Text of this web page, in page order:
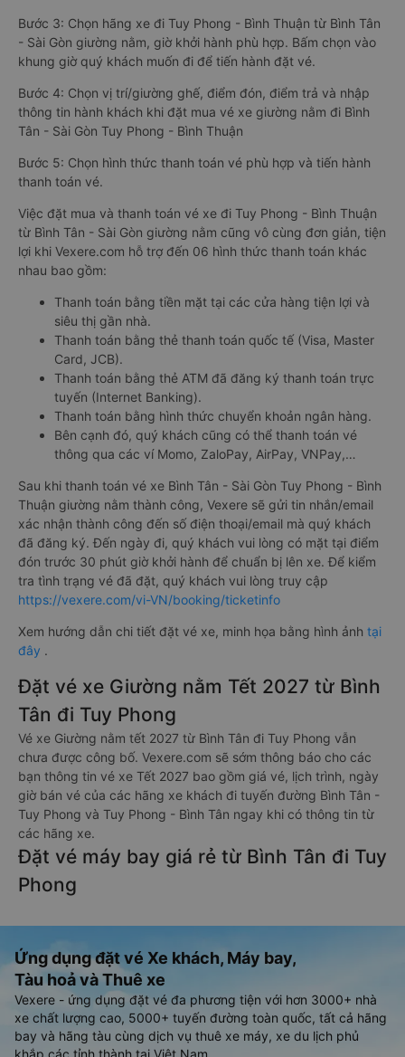
Bước 3: Chọn hãng xe đi Tuy Phong - Bình Thuận từ Bình Tân
- Sài Gòn giường nằm, giờ khởi hành phù hợp. Bấm chọn vào
khung giờ quý khách muốn đi để tiến hành đặt vé.
Bước 4: Chọn vị trí/giường ghế, điểm đón, điểm trả và nhập
thông tin hành khách khi đặt mua vé xe giường nằm đi Bình
Tân - Sài Gòn Tuy Phong - Bình Thuận
Bước 5: Chọn hình thức thanh toán vé phù hợp và tiến hành
thanh toán vé.
Việc đặt mua và thanh toán vé xe đi Tuy Phong - Bình Thuận
từ Bình Tân - Sài Gòn giường nằm cũng vô cùng đơn giản, tiện
lợi khi Vexere.com hỗ trợ đến 06 hình thức thanh toán khác
nhau bao gồm:
Thanh toán bằng tiền mặt tại các cửa hàng tiện lợi và
siêu thị gần nhà.
Thanh toán bằng thẻ thanh toán quốc tế (Visa, Master
Card, JCB).
Thanh toán bằng thẻ ATM đã đăng ký thanh toán trực
tuyến (Internet Banking).
Thanh toán bằng hình thức chuyển khoản ngân hàng.
Bên cạnh đó, quý khách cũng có thể thanh toán vé
thông qua các ví Momo, ZaloPay, AirPay, VNPay,…
Sau khi thanh toán vé xe Bình Tân - Sài Gòn Tuy Phong - Bình
Thuận giường nằm thành công, Vexere sẽ gửi tin nhắn/email
xác nhận thành công đến số điện thoại/email mà quý khách
đã đăng ký. Đến ngày đi, quý khách vui lòng có mặt tại điểm
đón trước 30 phút giờ khởi hành để chuẩn bị lên xe. Để kiểm
tra tình trạng vé đã đặt, quý khách vui lòng truy cập
https://vexere.com/vi-VN/booking/ticketinfo
Xem hướng dẫn chi tiết đặt vé xe, minh họa bằng hình ảnh tại
đây .
Đặt vé xe Giường nằm Tết 2027 từ Bình
Tân đi Tuy Phong
Vé xe Giường nằm tết 2027 từ Bình Tân đi Tuy Phong vẫn
chưa được công bố. Vexere.com sẽ sớm thông báo cho các
bạn thông tin vé xe Tết 2027 bao gồm giá vé, lịch trình, ngày
giờ bán vé của các hãng xe khách đi tuyến đường Bình Tân -
Tuy Phong và Tuy Phong - Bình Tân ngay khi có thông tin từ
các hãng xe.
Đặt vé máy bay giá rẻ từ Bình Tân đi Tuy
Phong
Ứng dụng đặt vé Xe khách, Máy bay,
Tàu hoả và Thuê xe
Vexere - ứng dụng đặt vé đa phương tiện với hơn 3000+ nhà
xe chất lượng cao, 5000+ tuyến đường toàn quốc, tất cả hãng
bay và hãng tàu cùng dịch vụ thuê xe máy, xe du lịch phủ
khắp các tỉnh thành tại Việt Nam.